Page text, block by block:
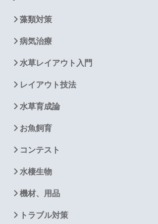
藻類対策
病気治療
水草レイアウト入門
レイアウト技法
水草育成論
お魚飼育
コンテスト
水棲生物
機材、用品
トラブル対策